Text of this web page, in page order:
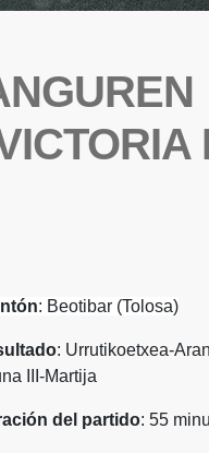
: Beotibar (Tolosa)
: Urrutikoetxea-
III-Martija
del partido: 55